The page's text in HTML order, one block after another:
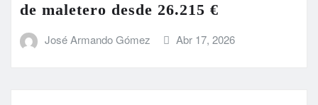
de maletero desde 26.215 €
José Armando Gómez Abr 17, 2026